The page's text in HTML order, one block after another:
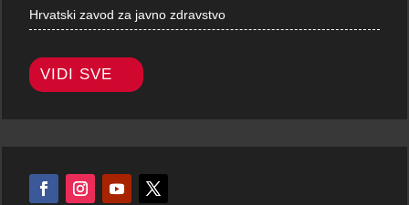
Hrvatski zavod za javno zdravstvo
VIDI SVE